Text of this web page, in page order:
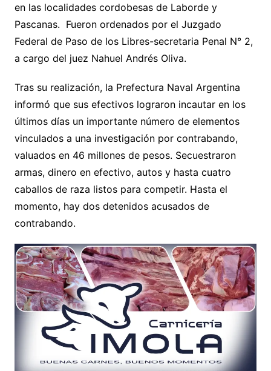
en las localidades cordobesas de Laborde y
Pascanas. Fueron ordenados por el Juzgado
Federal de Paso de los Libres-secretaria Penal N° 2,
a cargo del juez Nahuel Andrés Oliva.
Tras su realización, la Prefectura Naval Argentina
informó que sus efectivos lograron incautar en los
últimos días un importante número de elementos
vinculados a una investigación por contrabando,
valuados en 46 millones de pesos. Secuestraron
armas, dinero en efectivo, autos y hasta cuatro
caballos de raza listos para competir. Hasta el
momento, hay dos detenidos acusados de
contrabando.